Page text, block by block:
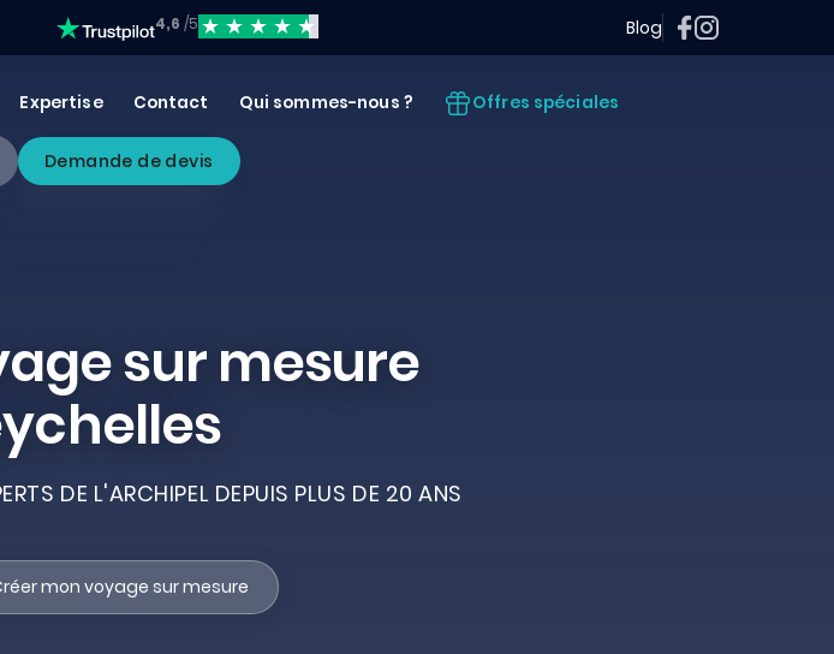
4,6 /5 Blog
Expertise Contact Qui sommes-nous ? Offres spéciales
Demande de devis
sur mesure
DE L'ARCHIPEL DEPUIS PLUS DE 20 ANS
mon voyage sur mesure